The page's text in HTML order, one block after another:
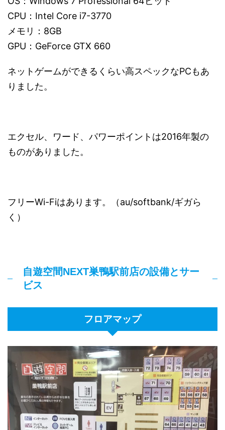
CPU：Intel Core i7-3770
メモリ：8GB
GPU：GeForce GTX 660
ネットゲームができるくらい高スペックなPCもあ
りました。
エクセル、ワード、パワーポイントは2016年製の
ものがありました。
フリーWi-Fiはあります。（au/softbank/ギガら
く）
自遊空間NEXT巣鴨駅前店の設備とサー
ビス
フロアマップ